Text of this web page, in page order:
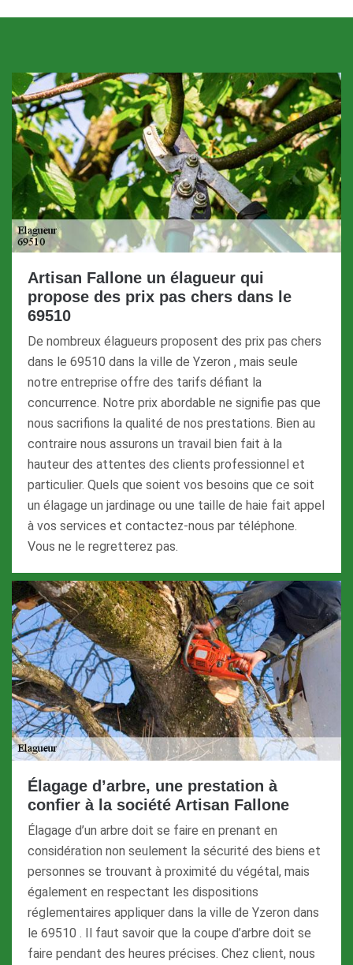
Artisan Fallone un élagueur qui
propose des prix pas chers dans le
69510
De nombreux élagueurs proposent des prix pas chers
dans le 69510 dans la ville de Yzeron , mais seule
notre entreprise offre des tarifs défiant la
concurrence. Notre prix abordable ne signifie pas que
nous sacrifions la qualité de nos prestations. Bien au
contraire nous assurons un travail bien fait à la
hauteur des attentes des clients professionnel et
particulier. Quels que soient vos besoins que ce soit
un élagage un jardinage ou une taille de haie fait appel
à vos services et contactez-nous par téléphone.
Vous ne le regretterez pas.
Élagage d’arbre, une prestation à
confier à la société Artisan Fallone
Élagage d’un arbre doit se faire en prenant en
considération non seulement la sécurité des biens et
personnes se trouvant à proximité du végétal, mais
également en respectant les dispositions
réglementaires appliquer dans la ville de Yzeron dans
le 69510 . Il faut savoir que la coupe d’arbre doit se
faire pendant des heures précises. Chez client, nous